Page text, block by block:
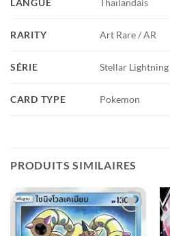
LANGUE Thaïlandais
RARITY Art Rare / AR
SÉRIE Stellar Lightning
CARD TYPE Pokemon
PRODUITS SIMILAIRES
Add to
wishlist